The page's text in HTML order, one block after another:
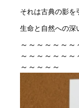
それは古典の影を
生命と自然への深
～～～～～～
～～～～～～
～～～～～